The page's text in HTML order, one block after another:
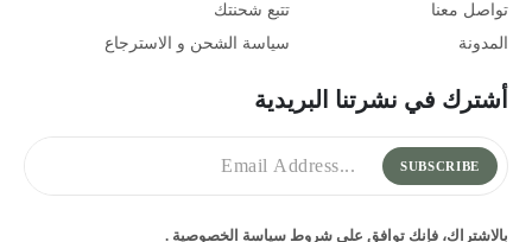
تواصل معنا
المدونة
تتبع شحنتك
سياسة الشحن و الاسترجاع
أشترك في نشرتنا البريدية
SUBSCRIBE
بالاشتراك، فإنك توافق على شروط سياسة الخصوصية .